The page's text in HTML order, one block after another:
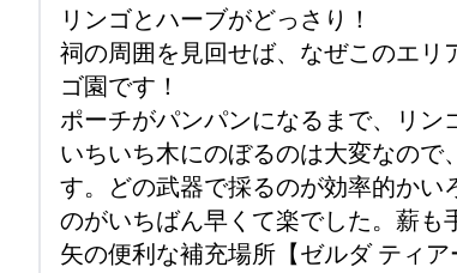
リンゴとハーブがどっさり！
祠の周囲を見回せば、なぜこのエ
ゴ園です！
ポーチがパンパンになるまで、リン
いちいち木にのぼるのは大変なの
す。どの武器で採るのが効率的か
のがいちばん早くて楽でした。薪
矢の便利な補充場所【ゼルダ ティア